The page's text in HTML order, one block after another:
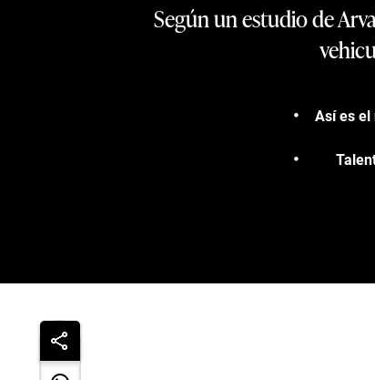
Según un estudio de
Así es el